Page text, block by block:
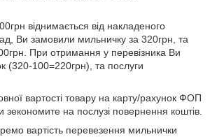
віднимається від накладеного
Ви замовили мильничку за 320грн, та
При отримання у перевізника Ви
(320-100=220грн), та послуги
вартості товару на карту/рахунок ФОП
зекономите на послузі повернення коштів.
вартість перевезення мильнички